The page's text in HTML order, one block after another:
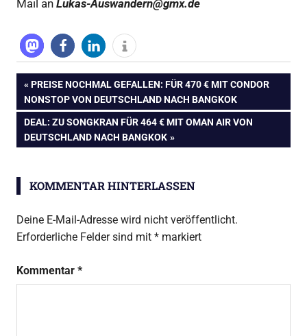
Mail an Lukas-Auswandern@gmx.de
Beitragsnavigation
VORHERIGER
BEITRAG:
PREISE NOCHMAL GEFALLEN: FÜR 470 € MIT CONDOR
NONSTOP VON DEUTSCHLAND NACH BANGKOK
NÄCHSTER
BEITRAG:
DEAL: ZU SONGKRAN FÜR 464 € MIT OMAN AIR VON
DEUTSCHLAND NACH BANGKOK
KOMMENTAR HINTERLASSEN
Deine E-Mail-Adresse wird nicht veröffentlicht.
Erforderliche Felder sind mit * markiert
Kommentar *